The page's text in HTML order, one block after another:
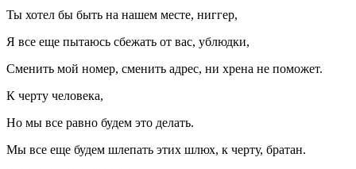
Ты хотел бы быть на нашем месте, ниггер,
Я все еще пытаюсь сбежать от вас, ублюдки,
Сменить мой номер, сменить адрес, ни хрена не поможет.
К черту человека,
Но мы все равно будем это делать.
Мы все еще будем шлепать этих шлюх, к черту, братан.